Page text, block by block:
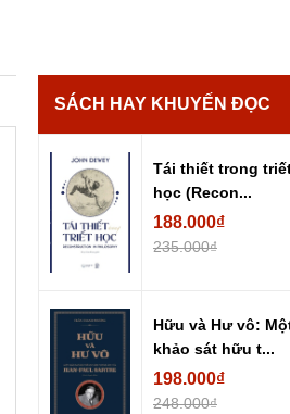
SÁCH HAY KHUYẾN ĐỌC
Tái thiết trong
học (Recon...
188.000₫
235.000₫
Hữu và Hư vô:
khảo sát hữu t...
198.000₫
248.000₫